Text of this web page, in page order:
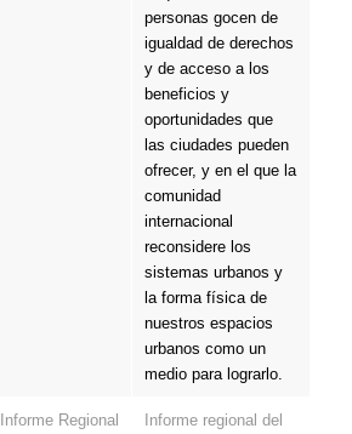
personas gocen de
igualdad de derechos
y de acceso a los
beneficios y
oportunidades que
las ciudades pueden
ofrecer, y en el que la
comunidad
internacional
reconsidere los
sistemas urbanos y
la forma física de
nuestros espacios
urbanos como un
medio para lograrlo.
Informe Regional
Informe regional del